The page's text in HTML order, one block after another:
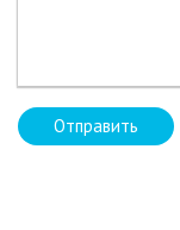
Отправить